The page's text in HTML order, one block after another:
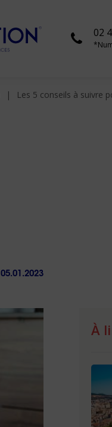
02
Les 5 conseils à suivre
05.01.2023
À